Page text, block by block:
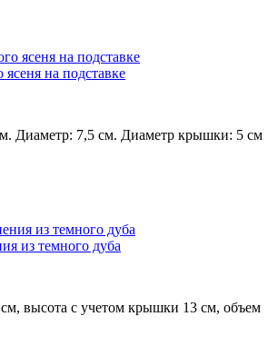
на подставке
Диаметр: 7,5 см. Диаметр крышки: 5 см
из темного дуба
высота с учетом крышки 13 см, объем